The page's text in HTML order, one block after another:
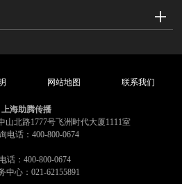
网站地图 联系我们
上海助腾传播
山北路1777号飞洲时代大厦1111室
电话：400-800-0674
话：400-800-0674
中心：021-62155891